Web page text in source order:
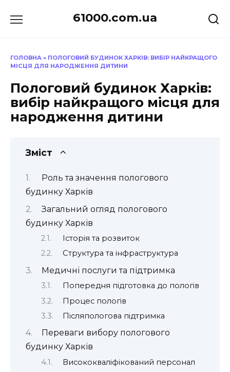
до
61000.com.ua
ГОЛОВНА » ПОЛОГОВИЙ БУДИНОК ХАРКІВ: ВИБІР НАЙКРАЩОГО
МІСЦЯ ДЛЯ НАРОДЖЕННЯ ДИТИНИ
Пологовий будинок Харків:
вибір найкращого місця для
народження дитини
Зміст
Роль та значення пологового
будинку Харків
Загальний огляд пологового
будинку Харків
Історія та розвиток
Структура та інфраструктура
Медичні послуги та підтримка
Попередня підготовка до пологів
Процес пологів
Післяпологова підтримка
Переваги вибору пологового
будинку Харків
Висококваліфікований персонал